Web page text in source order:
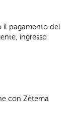
il pagamento del
ingresso
con Zètema